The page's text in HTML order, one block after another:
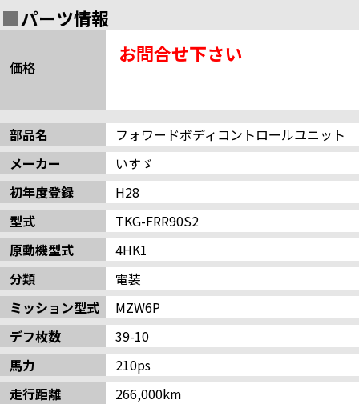
パーツ情報
価格
お問合せ下さい
部品名
フォワードボディコントロールユニット
メーカー
いすゞ
初年度登録
H28
型式
TKG-FRR90S2
原動機型式
4HK1
分類
電装
ミッション型式
MZW6P
デフ枚数
39-10
馬力
210ps
走行距離
266,000km